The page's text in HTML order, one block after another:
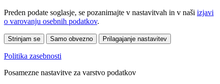
Preden podate soglasje, se pozanimajte v nastavitvah in v naši izjavi
o varovanju osebnih podatkov.
Strinjam se Samo obvezno Prilagajanje nastavitev
Politika zasebnosti
Posamezne nastavitve za varstvo podatkov